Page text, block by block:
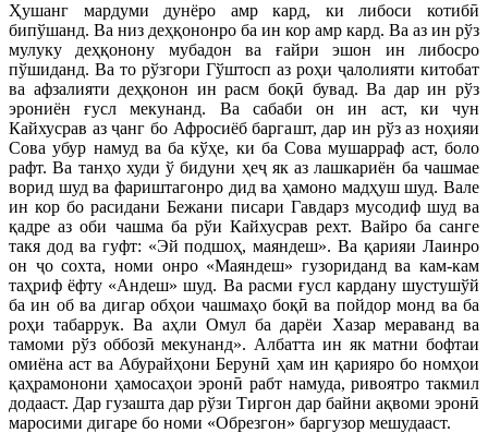
Ҳушанг мардуми дунёро амр кард, ки либоси котибӣ
бипўшанд. Ва низ деҳқононро ба ин кор амр кард. Ва аз ин рўз
мулуку деҳқонону мубадон ва ғайри эшон ин либосро
пўшиданд. Ва то рўзгори Гўштосп аз роҳи ҷалолияти китобат
ва афзалияти деҳқонон ин расм боқӣ бувад. Ва дар ин рўз
эрониён ғусл мекунанд. Ва сабаби он ин аст, ки чун
Кайхусрав аз ҷанг бо Афросиёб баргашт, дар ин рўз аз ноҳияи
Сова убур намуд ва ба кўҳе, ки ба Сова мушарраф аст, боло
рафт. Ва танҳо худи ў бидуни ҳеҷ як аз лашкариён ба чашмае
ворид шуд ва фариштагонро дид ва ҳамоно мадҳуш шуд. Вале
ин кор бо расидани Бежани писари Гавдарз мусодиф шуд ва
қадре аз оби чашма ба рўи Кайхусрав рехт. Вайро ба санге
такя дод ва гуфт: «Эй подшоҳ, маяндеш». Ва қарияи Лаинро
он ҷо сохта, номи онро «Маяндеш» гузориданд ва кам-кам
таҳриф ёфту «Андеш» шуд. Ва расми ғусл кардану шустушўй
ба ин об ва дигар обҳои чашмаҳо боқӣ ва пойдор монд ва ба
роҳи табаррук. Ва аҳли Омул ба дарёи Хазар мераванд ва
тамоми рўз оббозӣ мекунанд». Албатта ин як матни бофтаи
омиёна аст ва Абурайҳони Берунӣ ҳам ин қарияро бо номҳои
қаҳрамонони ҳамосаҳои эронӣ рабт намуда, ривоятро такмил
додааст. Дар гузашта дар рўзи Тиргон дар байни ақвоми эронӣ
маросими дигаре бо номи «Обрезгон» баргузор мешудааст.